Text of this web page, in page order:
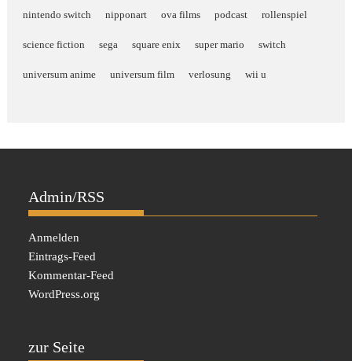
nintendo switch nipponart ova films podcast rollenspiel
science fiction sega square enix super mario switch
universum anime universum film verlosung wii u
Admin/RSS
Anmelden
Eintrags-Feed
Kommentar-Feed
WordPress.org
zur Seite